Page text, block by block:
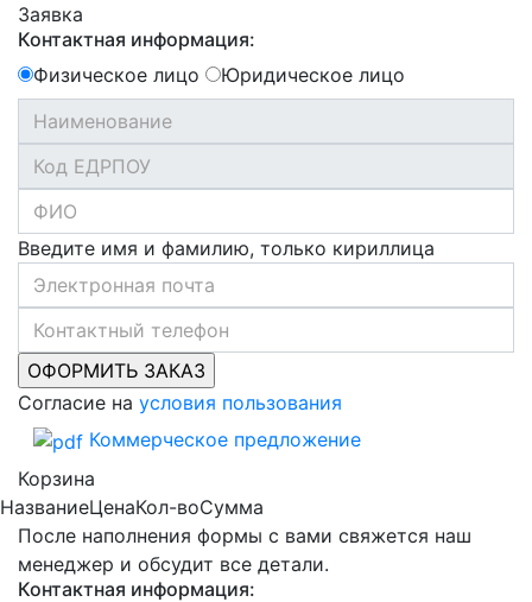
Заявка
Контактная информация:
Физическое лицо
Юридическое лицо
Введите имя и фамилию, только кириллица
Согласие на условия пользования
Коммерческое предложение
Корзина
НазваниеЦенаКол-воСумма
После наполнения формы с вами свяжется наш
менеджер и обсудит все детали.
Контактная информация: